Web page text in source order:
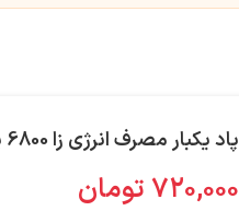
پاد یکبار مصرف انرژی زا 6800 پاف پلام مکس وابین
۷۲۰,۰۰۰تومان